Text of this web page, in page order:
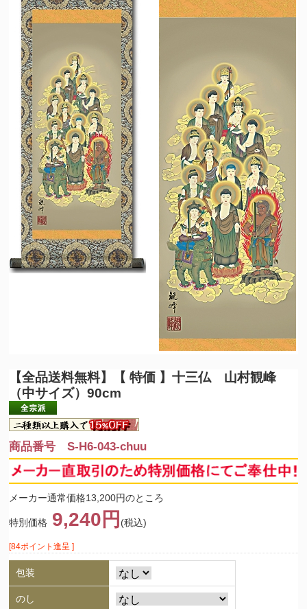
（十二支の守護仏にも起因）法要を期に祖先の供養とご自身やご家
族の守護を目的として心安らかな日々を過ごせるようこの掛け軸を
お掛けくださいませ。
【全品送料無料】
【 特価 】十三仏 山村観峰
（中サイズ）90cm
商品番号 S-H6-043-chuu
メーカー通常価格13,200円のところ
特別価格 9,240円 (税込)
[84ポイント進呈 ]
包装
のし